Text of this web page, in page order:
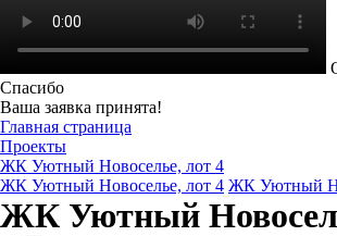
Спасибо
Ваша заявка принята!
Главная страница
Проекты
ЖК Уютный Новоселье, лот 4
ЖК Уютный Новоселье, лот 4 ЖК Уютный
ЖК Уютный